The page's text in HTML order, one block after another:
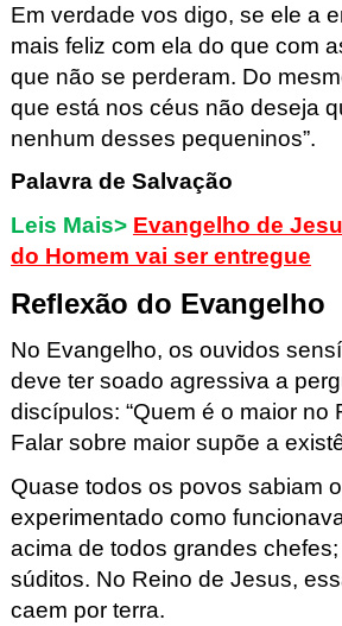
Em verdade vos digo, se ele a
mais feliz com ela do que com
que não se perderam. Do
que está nos céus não deseja
nenhum desses pequeninos”.
Palavra de Salvação
Leis Mais> Evangelho de
do Homem vai ser entregue
Reflexão do Evangelho
No Evangelho, os ouvidos
deve ter soado agressiva a
discípulos: “Quem é o maior no
Falar sobre maior supõe a
Quase todos os povos sabiam
experimentado como
acima de todos grandes chefes
súditos. No Reino de Jesus,
caem por terra.